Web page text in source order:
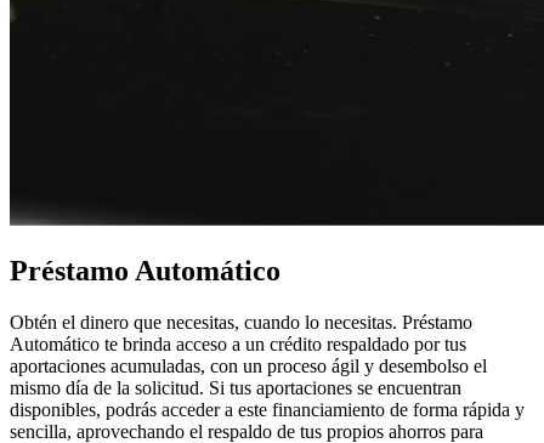
Préstamo Automático
Obtén el dinero que necesitas, cuando lo necesitas. Préstamo
Automático te brinda acceso a un crédito respaldado por tus
aportaciones acumuladas, con un proceso ágil y desembolso el
mismo día de la solicitud. Si tus aportaciones se encuentran
disponibles, podrás acceder a este financiamiento de forma rápida y
sencilla, aprovechando el respaldo de tus propios ahorros para